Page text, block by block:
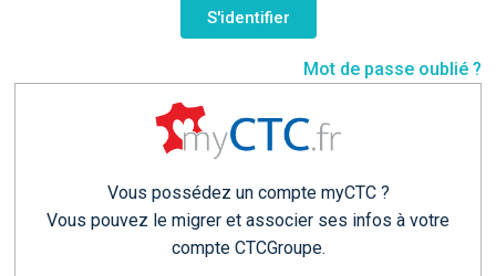
Mot de passe oublié ?
Vous possédez un compte myCTC ?
Vous pouvez le migrer et associer ses infos à votre
compte CTCGroupe.